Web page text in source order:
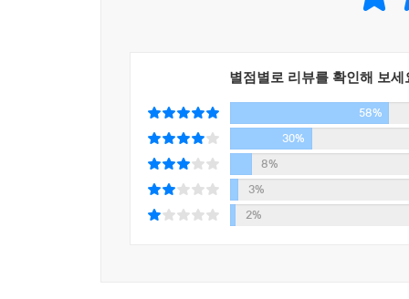
저자는 감정 관리를 배워야만 기분을 다스릴
대해 더 깊이 이야기한다. 감정이 우리를 어떻
통제해야 한다는 이야기도 있고, 동시에 감정
따라서 그것을 다루는 방법은 달라진다.
이제 당신이 자신의 감정의 근원을 찾아가고 부
별점별로 리뷰를 확인해 보세
58%
30%
8%
3%
2%